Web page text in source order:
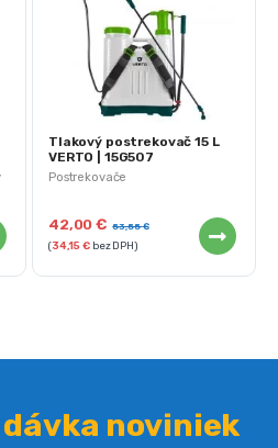
Postrekovače
Tlakový postrekovač 15 L
VERTO | 15G507
42,00€ 53,55€
(34,15€bez DPH)
noviniek